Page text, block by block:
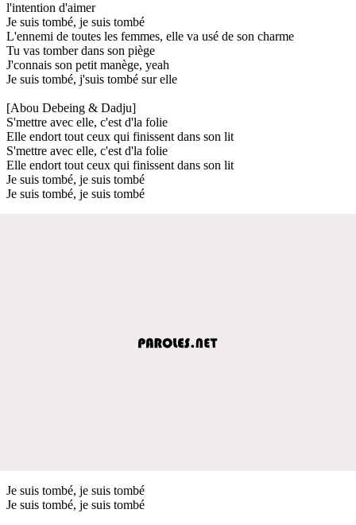
l'intention d'aimer
Je suis tombé, je suis tombé
L'ennemi de toutes les femmes, elle va usé de son charme
Tu vas tomber dans son piège
J'connais son petit manège, yeah
Je suis tombé, j'suis tombé sur elle
[Abou Debeing & Dadju]
S'mettre avec elle, c'est d'la folie
Elle endort tout ceux qui finissent dans son lit
S'mettre avec elle, c'est d'la folie
Elle endort tout ceux qui finissent dans son lit
Je suis tombé, je suis tombé
Je suis tombé, je suis tombé
Je suis tombé, je suis tombé
Je suis tombé, je suis tombé